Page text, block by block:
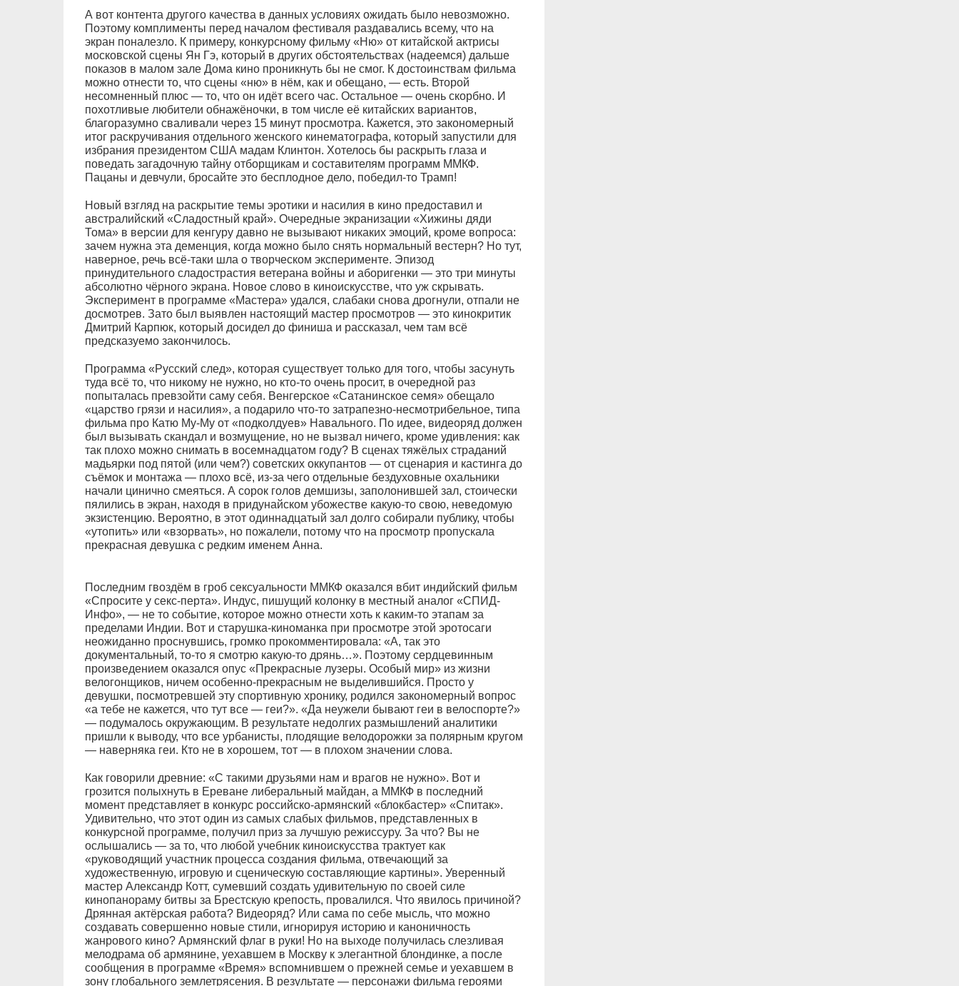
А вот контента другого качества в данных условиях ожидать было невозможно.
Поэтому комплименты перед началом фестиваля раздавались всему, что на
экран поналезло. К примеру, конкурсному фильму «Ню» от китайской актрисы
московской сцены Ян Гэ, который в других обстоятельствах (надеемся) дальше
показов в малом зале Дома кино проникнуть бы не смог. К достоинствам фильма
можно отнести то, что сцены «ню» в нём, как и обещано, — есть. Второй
несомненный плюс — то, что он идёт всего час. Остальное — очень скорбно. И
похотливые любители обнажёночки, в том числе её китайских вариантов,
благоразумно сваливали через 15 минут просмотра. Кажется, это закономерный
итог раскручивания отдельного женского кинематографа, который запустили для
избрания президентом США мадам Клинтон. Хотелось бы раскрыть глаза и
поведать загадочную тайну отборщикам и составителям программ ММКФ.
Пацаны и девчули, бросайте это бесплодное дело, победил-то Трамп!
Новый взгляд на раскрытие темы эротики и насилия в кино предоставил и
австралийский «Сладостный край». Очередные экранизации «Хижины дяди
Тома» в версии для кенгуру давно не вызывают никаких эмоций, кроме вопроса:
зачем нужна эта деменция, когда можно было снять нормальный вестерн? Но тут,
наверное, речь всё-таки шла о творческом эксперименте. Эпизод
принудительного сладострастия ветерана войны и аборигенки — это три минуты
абсолютно чёрного экрана. Новое слово в киноискусстве, что уж скрывать.
Эксперимент в программе «Мастера» удался, слабаки снова дрогнули, отпали не
досмотрев. Зато был выявлен настоящий мастер просмотров — это кинокритик
Дмитрий Карпюк, который досидел до финиша и рассказал, чем там всё
предсказуемо закончилось.
Программа «Русский след», которая существует только для того, чтобы засунуть
туда всё то, что никому не нужно, но кто-то очень просит, в очередной раз
попыталась превзойти саму себя. Венгерское «Сатанинское семя» обещало
«царство грязи и насилия», а подарило что-то затрапезно-несмотрибельное, типа
фильма про Катю Му-Му от «подколдуев» Навального. По идее, видеоряд должен
был вызывать скандал и возмущение, но не вызвал ничего, кроме удивления: как
так плохо можно снимать в восемнадцатом году? В сценах тяжёлых страданий
мадьярки под пятой (или чем?) советских оккупантов — от сценария и кастинга до
съёмок и монтажа — плохо всё, из-за чего отдельные бездуховные охальники
начали цинично смеяться. А сорок голов демшизы, заполонившей зал, стоически
пялились в экран, находя в придунайском убожестве какую-то свою, неведомую
экзистенцию. Вероятно, в этот одиннадцатый зал долго собирали публику, чтобы
«утопить» или «взорвать», но пожалели, потому что на просмотр пропускала
прекрасная девушка с редким именем Анна.
Последним гвоздём в гроб сексуальности ММКФ оказался вбит индийский фильм
«Спросите у секс-перта». Индус, пишущий колонку в местный аналог «СПИД-
Инфо», — не то событие, которое можно отнести хоть к каким-то этапам за
пределами Индии. Вот и старушка-киноманка при просмотре этой эротосаги
неожиданно проснувшись, громко прокомментировала: «А, так это
документальный, то-то я смотрю какую-то дрянь…». Поэтому сердцевинным
произведением оказался опус «Прекрасные лузеры. Особый мир» из жизни
велогонщиков, ничем особенно-прекрасным не выделившийся. Просто у
девушки, посмотревшей эту спортивную хронику, родился закономерный вопрос
«а тебе не кажется, что тут все — геи?». «Да неужели бывают геи в велоспорте?»
— подумалось окружающим. В результате недолгих размышлений аналитики
пришли к выводу, что все урбанисты, плодящие велодорожки за полярным кругом
— наверняка геи. Кто не в хорошем, тот — в плохом значении слова.
Как говорили древние: «С такими друзьями нам и врагов не нужно». Вот и
грозится полыхнуть в Ереване либеральный майдан, а ММКФ в последний
момент представляет в конкурс российско-армянский «блокбастер» «Спитак».
Удивительно, что этот один из самых слабых фильмов, представленных в
конкурсной программе, получил приз за лучшую режиссуру. За что? Вы не
ослышались — за то, что любой учебник киноискусства трактует как
«руководящий участник процесса создания фильма, отвечающий за
художественную, игровую и сценическую составляющие картины». Уверенный
мастер Александр Котт, сумевший создать удивительную по своей силе
кинопанораму битвы за Брестскую крепость, провалился. Что явилось причиной?
Дрянная актёрская работа? Видеоряд? Или сама по себе мысль, что можно
создавать совершенно новые стили, игнорируя историю и каноничность
жанрового кино? Армянский флаг в руки! Но на выходе получилась слезливая
мелодрама об армянине, уехавшем в Москву к элегантной блондинке, а после
сообщения в программе «Время» вспомнившем о прежней семье и уехавшем в
зону глобального землетрясения. В результате — персонажи фильма героями